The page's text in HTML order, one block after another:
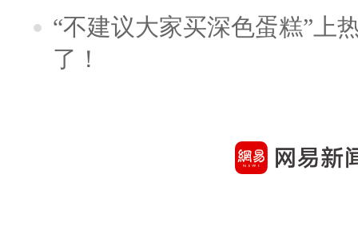
“不建议大家买深色蛋糕”上
了！